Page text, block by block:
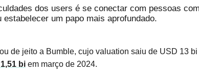
dos users é se conectar com pessoas
estabelecer um papo mais aprofundado.
de jeito a Bumble, cujo valuation saiu de USD 13
bi em março de 2024.